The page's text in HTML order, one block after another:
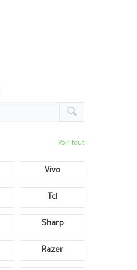
Voir tout
Vivo
Tcl
Sharp
Razer